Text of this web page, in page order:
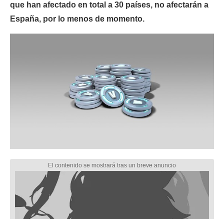
que han afectado en total a 30 países, no afectarán a
España, por lo menos de momento.